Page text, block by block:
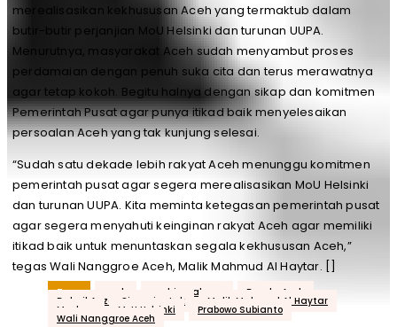
merealisasikan kekhususan Aceh yang termaktub dalam
butir-butir perjanjian MoU Helsinki dan turunan UUPA.
Menurutnya, masyarakat Aceh sudah menyambut proses
perdamaian dengan penuh suka cita dan terus merawatnya
agar tetap kokoh. Begitu halnya dengan sikap dan komitmen
Pemerintah Pusat agar punya itikad baik menyelesaikan
persoalan Aceh yang tak kunjung selesai.
“Sudah satu dekade lebih rakyat Aceh menunggu komitmen
pemerintah pusat agar segera merealisasikan MoU Helsinki
dan turunan UUPA. Kita meminta ketegasan pemerintah pusat
agar segera menyahuti keinginan rakyat Aceh agar memiliki
itikad baik untuk menuntaskan segala kekhususan Aceh,”
tegas Wali Nanggroe Aceh, Malik Mahmud Al Haytar. []
Tags aceh acehjurnal.com Banda Aceh
Dahnil Anzar Simanjuntak Malik Mahmud Al Haytar
Menhan MoU Helsinki Prabowo Subianto
Wali Nanggroe Aceh